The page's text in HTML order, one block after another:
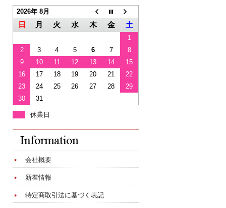
2026年 8月
日 月 火 水 木 金 土
1
2
3 4 5 6 7
8
9
10 11 12 13 14
15
16
17 18 19 20 21
22
23
24 25 26 27 28
29
30
31
休業日
会社概要
新着情報
特定商取引法に基づく表記